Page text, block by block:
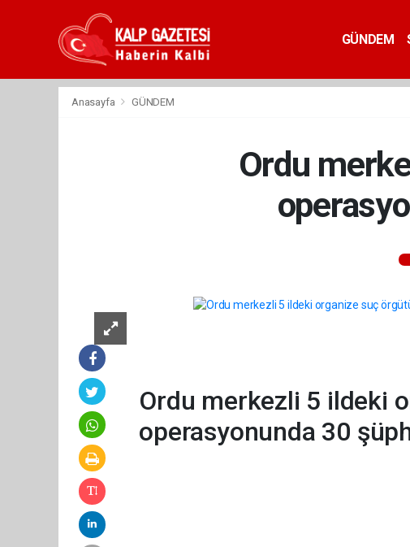
GÜNDEM
Anasayfa GÜNDEM
Ordu
Ordu merkezli 5 ildeki
operasyonunda 30